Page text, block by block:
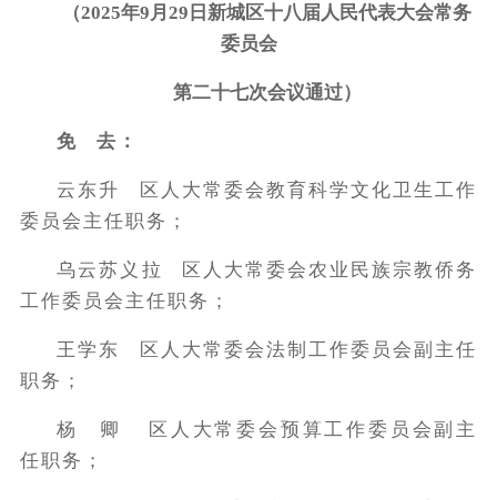
数据发布 走进新城
（2025年9月29 日新城区十八届人 民代表大会常务
委员会
第二十七次会议通过）
免 去：
云东升 区人大常委会教育科学文化卫生工作
委员会主任职务；
乌云苏义拉 区人大常委会农业民族宗教侨务
工作委员会主任职务；
王学东 区人大常委会法制工作委员会副主任
职务；
杨 卿 区人大常委会预算工作委员会副主
任职务；